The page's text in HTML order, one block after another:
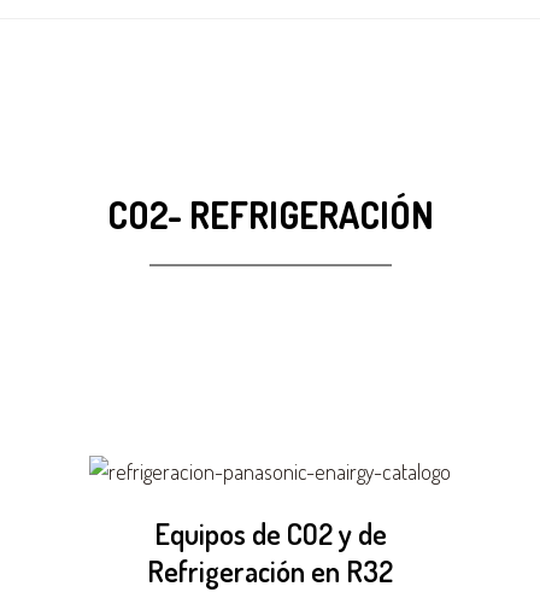
CO2- REFRIGERACIÓN
Equipos de CO2 y de
Refrigeración en R32